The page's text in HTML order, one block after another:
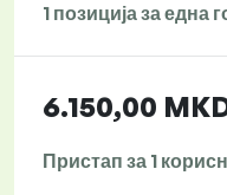
1 позиција за една
6.150,00
Пристап за 1